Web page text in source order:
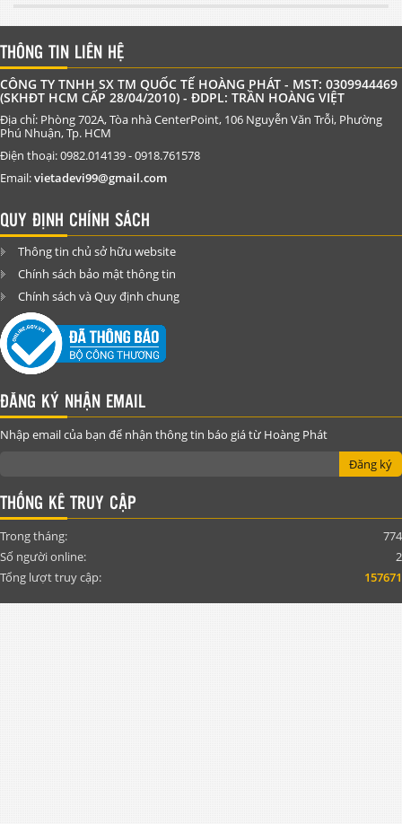
THÔNG TIN LIÊN HỆ
CÔNG TY TNHH SX TM QUỐC TẾ HOÀNG PHÁT - MST: 0309944469
(SKHĐT HCM CẤP 28/04/2010) - ĐDPL: TRẦN HOÀNG VIỆT
Địa chỉ: Phòng 702A, Tòa nhà CenterPoint, 106 Nguyễn Văn Trỗi, Phường
Phú Nhuận, Tp. HCM
Điện thoại: 0982.014139 - 0918.761578
Email:vietadevi99@gmail.com
QUY ĐỊNH CHÍNH SÁCH
Thông tin chủ sở hữu website
Chính sách bảo mật thông tin
Chính sách và Quy định chung
ĐĂNG KÝ NHẬN EMAIL
Nhập email của bạn để nhận thông tin báo giá từ Hoàng Phát
Đăng ký
THỐNG KÊ TRUY CẬP
Trong tháng:
774
Số người online:
2
Tổng lượt truy cập:
157671